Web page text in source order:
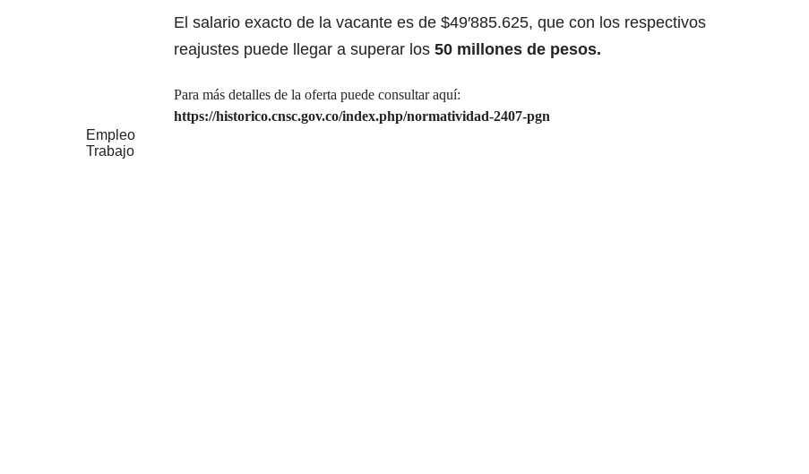
El salario exacto de la vacante es de $49′885.625, que con los respectivos
reajustes puede llegar a superar los 50 millones de pesos.
Para más detalles de la oferta puede consultar aquí:
https://historico.cnsc.gov.co/index.php/normatividad-2407-pgn
Empleo
Trabajo